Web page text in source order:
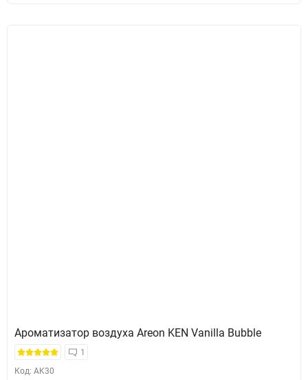
Ароматизатор воздуха Areon KEN Vanilla Bubble
1
Код: AK30